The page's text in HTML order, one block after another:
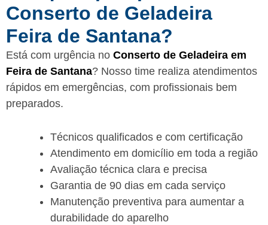
Conserto de Geladeira
Feira de Santana?
Está com urgência no Conserto de Geladeira em
Feira de Santana? Nosso time realiza atendimentos
rápidos em emergências, com profissionais bem
preparados.
Técnicos qualificados e com certificação
Atendimento em domicílio em toda a região
Avaliação técnica clara e precisa
Garantia de 90 dias em cada serviço
Manutenção preventiva para aumentar a
durabilidade do aparelho